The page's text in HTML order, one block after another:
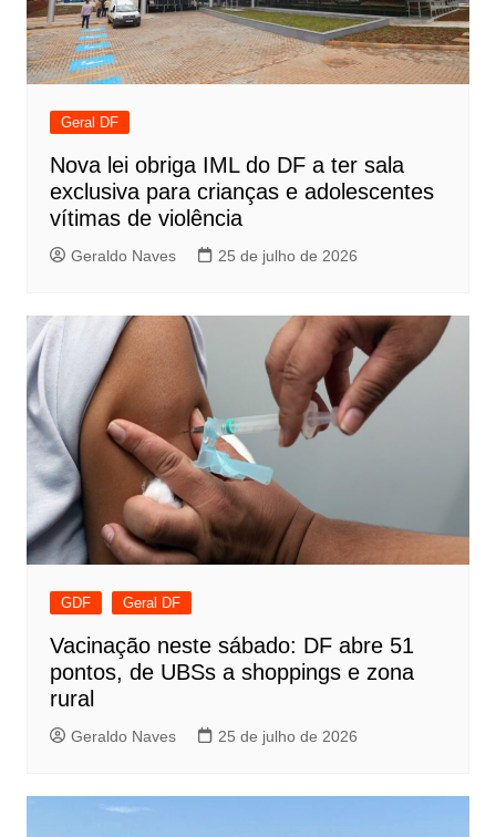
Geral DF
Nova lei obriga IML do DF a ter sala
exclusiva para crianças e adolescentes
vítimas de violência
Geraldo Naves 25 de julho de 2026
GDF Geral DF
Vacinação neste sábado: DF abre 51
pontos, de UBSs a shoppings e zona
rural
Geraldo Naves 25 de julho de 2026